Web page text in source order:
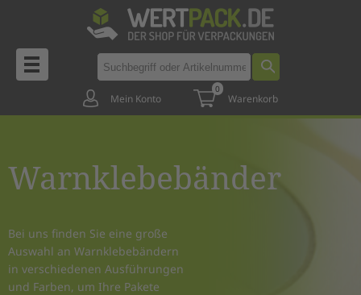
Mein Konto
0
Warenkorb
Warnklebebänder
Bei uns finden Sie eine große
Auswahl an Warnklebebändern
in verschiedenen Ausführungen
und Farben, um Ihre Pakete